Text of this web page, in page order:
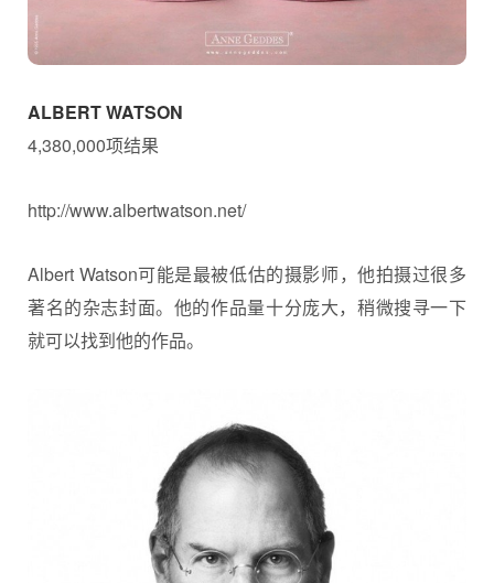
ALBERT WATSON
4,380,000项结果
http://www.albertwatson.net/
Albert Watson可能是最被低估的摄影师，他拍摄过很多
著名的杂志封面。他的作品量十分庞大，稍微搜寻一下
就可以找到他的作品。